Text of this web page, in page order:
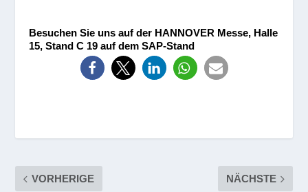
Besuchen Sie uns auf der HANNOVER Messe, Halle
15, Stand C 19 auf dem SAP-Stand
VORHERIGE NÄCHSTE